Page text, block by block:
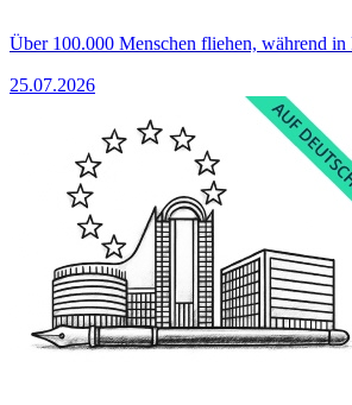
Über 100.000 Menschen fliehen, während
25.07.2026